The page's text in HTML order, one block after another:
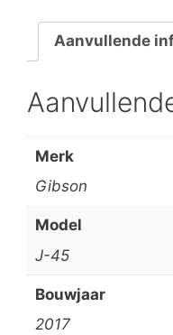
Aanvullende
Merk
Gibson
Model
J-45
Bouwjaar
2017